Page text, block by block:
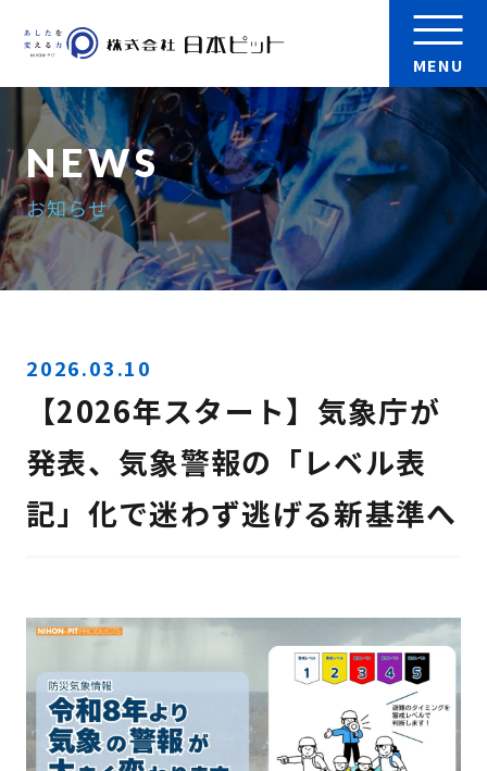
会社案内
製品
実績
採用情報
お問い合わせ
097-592-4141
MENU
お知らせ
2026.03.10
【2026年スタート】気象庁が
発表、気象警報の「レベル表
記」化で迷わず逃げる新基準へ